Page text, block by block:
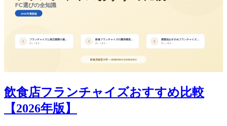
飲食店フランチャイズおすすめ比較
【2026年版】